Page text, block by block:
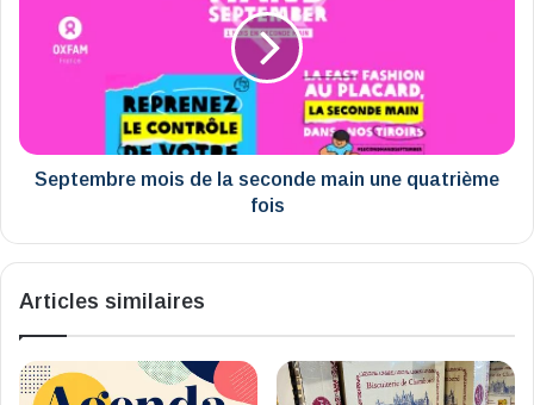
seconde
fois
Septembre mois de la seconde main une quatrième
fois
Articles similaires